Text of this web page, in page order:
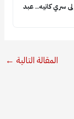
سري كانيه.. عبد
المقالة التالية ←